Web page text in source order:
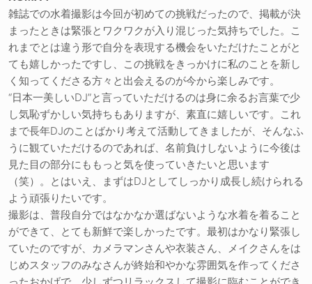
雑誌での水着撮影は今回が初めての挑戦だったので、掲載が決
まったときは緊張とワクワクが入り混じった気持ちでした。こ
れまでとは違う形で自分を表現する機会をいただけたことがと
ても嬉しかったですし、この挑戦をきっかけに私のことを新し
く知ってくださる方々と出会えるのが今から楽しみです。
“日本一美しいDJ”と言っていただけるのは身に余るお言葉で少
し気恥ずかしい気持ちもありますが、素直に嬉しいです。これ
まで長年DJのことばかり考えて活動してきましたが、そんなふ
うに観ていただけるのであれば、名前負けしないように今後は
見た目の部分にももっと気を使っていきたいと思います
（笑）。とはいえ、まずはDJとしてしっかり成長し続けられる
よう頑張りたいです。
撮影は、普段自分ではなかなか選ばないような水着を着ること
ができて、とても新鮮で楽しかったです。最初はかなり緊張し
ていたのですが、カメラマンさんや衣装さん、メイクさんをは
じめスタッフのみなさんが終始和やかな雰囲気を作ってくださ